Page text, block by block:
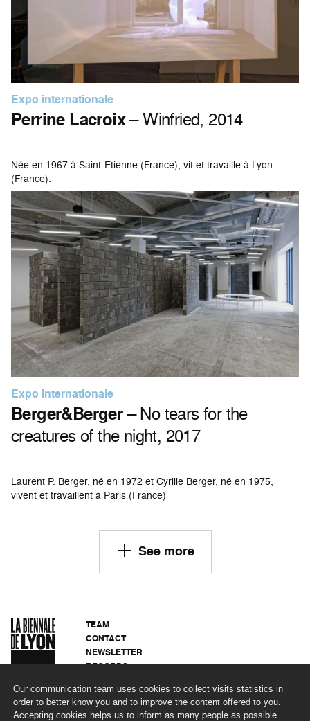
Our communication team uses cookies to collect visits statistics in
order to better know you and to improve the content offered to you.
Accepting cookies helps us to inform as many people as possible
Expo internationale
Perrine Lacroix– Winfried, 2014
Née en 1967 à Saint-Etienne (France), vit et travaille à Lyon
(France).
Expo internationale
Berger&Berger– No tears for the
creatures of the night, 2017
Laurent P. Berger, né en 1972 et Cyrille Berger, né en 1975,
vivent et travaillent à Paris (France)
See more
TEAM
CONTACT
NEWSLETTER
RECORDS
LEGAL NOTICES
CSR PROGRAMME